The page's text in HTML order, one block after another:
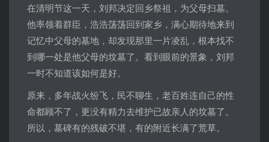
在清明节这一天，刘邦决定回乡祭祖，为父母扫墓。
他率领着群臣，浩浩荡荡回到家乡，满心期待地来到
记忆中父母的墓地，却发现那里一片凌乱，根本找不
到哪一处是他父母的坟墓了。看到眼前的景象，刘邦
一时不知道该如何是好。
原来，多年战火纷飞，民不聊生，老百姓连自己的性
命都顾不了，更没有精力去维护已故亲人的坟墓了。
所以，墓碑有的残破不堪，有的附近长满了荒草。